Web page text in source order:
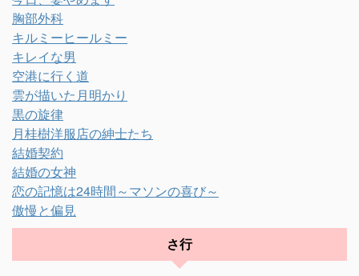
胸部外科
キルミーヒールミー
キレイな男
空港に行く道
雲が描いた月明かり
黒の旋律
月桂樹洋服店の紳士たち
結婚契約
結婚の女神
恋の記憶は24時間～マソンの喜び～
傲慢と偏見
さ行